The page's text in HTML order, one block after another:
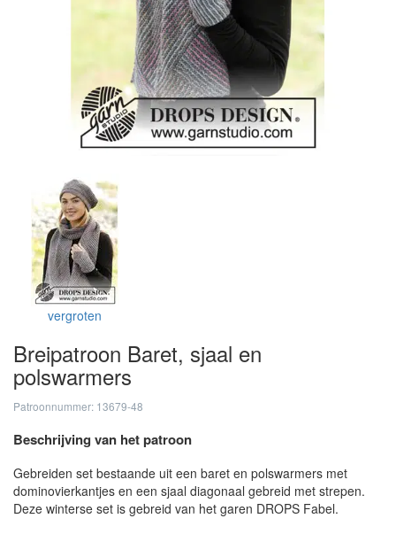
vergroten
Breipatroon Baret, sjaal en
polswarmers
Patroonnummer: 13679-48
Beschrijving van het patroon
Gebreiden set bestaande uit een baret en polswarmers met
dominovierkantjes en een sjaal diagonaal gebreid met strepen.
Deze winterse set is gebreid van het garen DROPS Fabel.